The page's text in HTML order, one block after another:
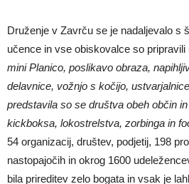
Druženje v Zavrču se je nadaljevalo s
učence in vse obiskovalce so
mini Planico, poslikavo obraza,
delavnice, vožnjo s kočijo,
predstavila so se društva obeh občin
kickboksa, lokostrelstva, zorbinga in
54 organizacij, društev, podjetij, 198
nastopajočih in okrog 1600
bila prireditev zelo bogata in vsak je